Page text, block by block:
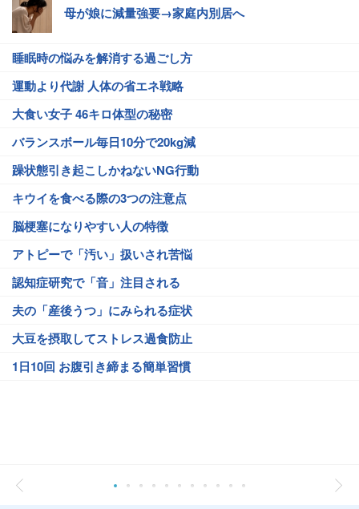
母が娘に減量強要→家庭内別居へ
睡眠時の悩みを解消する過ごし方
運動より代謝 人体の省エネ戦略
大食い女子 46キロ体型の秘密
バランスボール毎日10分で20kg減
躁状態引き起こしかねないNG行動
キウイを食べる際の3つの注意点
脳梗塞になりやすい人の特徴
アトピーで「汚い」扱いされ苦悩
認知症研究で「音」注目される
夫の「産後うつ」にみられる症状
大豆を摂取してストレス過食防止
1日10回 お腹引き締まる簡単習慣